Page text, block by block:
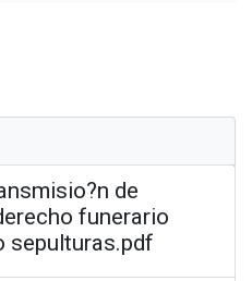
de
funerario
sepulturas.pdf